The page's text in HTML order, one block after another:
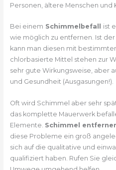
Personen, ältere Menschen und
Bei einem Schimmelbefall ist
wie möglich zu entfernen. Ist
kann man diesen mit
chlorbasierte Mittel stehen zur
sehr gute Wirkungsweise, aber
und Gesundheit (Ausgasungen!).
Oft wird Schimmel aber sehr
das komplette Mauerwerk
Elemente. Schimmel
diese Probleme ein groß
sich auf die qualitative und
qualifiziert haben. Rufen Sie